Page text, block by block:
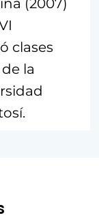
clases
la